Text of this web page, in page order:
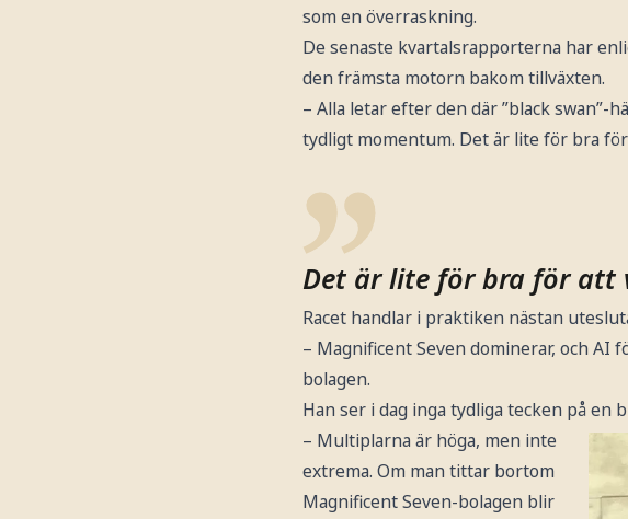
som en överraskning.
De senaste kvartalsrapporterna har
den främsta motorn bakom tillväxten.
– Alla letar efter den där ”black
tydligt momentum. Det är lite för bra
Det är lite för bra för att
Racet handlar i praktiken nästan
– Magnificent Seven dominerar, och
bolagen.
Han ser i dag inga tydliga tecken på en
– Multiplarna är höga, men inte
extrema. Om man tittar bortom
Magnificent Seven-bolagen blir